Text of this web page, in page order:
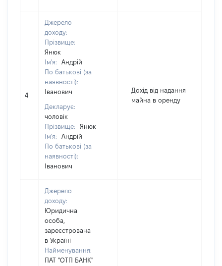
4
Джерело
доходу:
Прізвище:
Янюк
Ім'я:
Андрій
По батькові (за
наявності):
Іванович
Декларує:
чоловік
Прізвище:
Янюк
Ім'я:
Андрій
По батькові (за
наявності):
Іванович
Дохід від надання
майна в оренду
Джерело
доходу:
Юридична
особа,
зареєстрована
в Україні
Найменування:
ПАТ "ОТП БАНК"